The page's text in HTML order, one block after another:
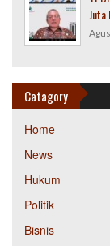
Catagory
Home
News
Hukum
Politik
Bisnis